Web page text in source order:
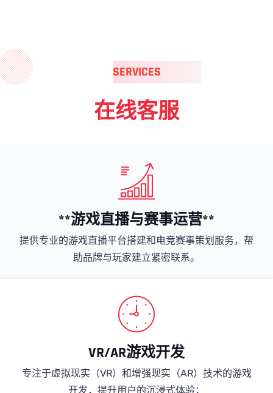
SERVICES
在线客服
**游戏直播与赛事运营**
提供专业的游戏直播平台搭建和电竞赛事策划服务，帮
助品牌与玩家建立紧密联系。
VR/AR游戏开发
专注于虚拟现实（VR）和增强现实（AR）技术的游戏
开发，提升用户的沉浸式体验；